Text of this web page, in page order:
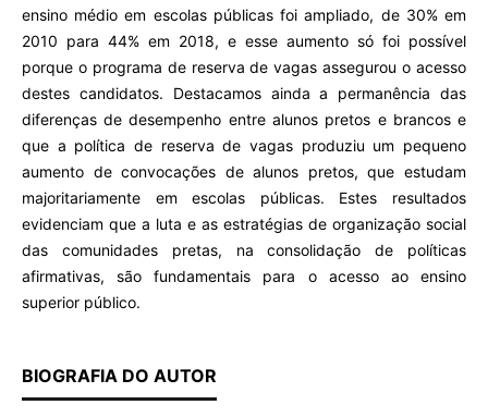
ensino médio em escolas públicas foi ampliado, de 30% em
2010 para 44% em 2018, e esse aumento só foi possível
porque o programa de reserva de vagas assegurou o acesso
destes candidatos. Destacamos ainda a permanência das
diferenças de desempenho entre alunos pretos e brancos e
que a política de reserva de vagas produziu um pequeno
aumento de convocações de alunos pretos, que estudam
majoritariamente em escolas públicas. Estes resultados
evidenciam que a luta e as estratégias de organização social
das comunidades pretas, na consolidação de políticas
afirmativas, são fundamentais para o acesso ao ensino
superior público.
BIOGRAFIA DO AUTOR